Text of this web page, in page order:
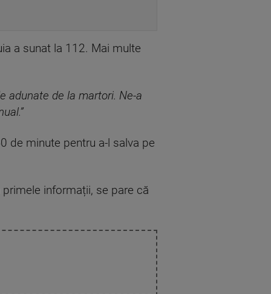
a sunat la 112. Mai multe
adunate de la martori. Ne-a
de minute pentru a-l salva pe
informații, se pare că